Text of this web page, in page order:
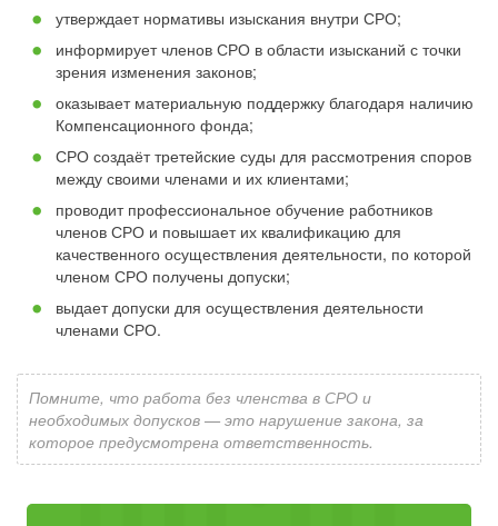
утверждает нормативы изыскания внутри СРО;
информирует членов СРО в области изысканий с точки
зрения изменения законов;
оказывает материальную поддержку благодаря наличию
Компенсационного фонда;
СРО создаёт третейские суды для рассмотрения споров
между своими членами и их клиентами;
проводит профессиональное обучение работников
членов СРО и повышает их квалификацию для
качественного осуществления деятельности, по которой
членом СРО получены допуски;
выдает допуски для осуществления деятельности
членами СРО.
Помните, что работа без членства в СРО и
необходимых допусков — это нарушение закона, за
которое предусмотрена ответственность.